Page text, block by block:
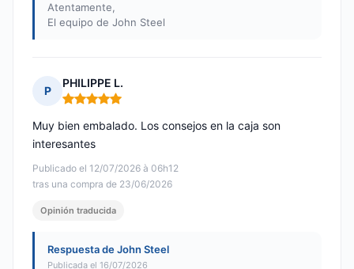
Atentamente,
El equipo de John Steel
P
PHILIPPE L.
Nota: 5 de 5
Publicado el 12/07/2026 à 06h12
tras una compra de 23/06/2026
Muy bien embalado. Los consejos en la caja son
interesantes
Opinión traducida
Respuesta de John Steel
Publicada el 16/07/2026